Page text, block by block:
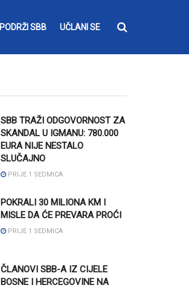
PODRŽI SBB UČLANI SE
SBB TRAŽI ODGOVORNOST ZA
SKANDAL U IGMANU: 780.000
EURA NIJE NESTALO
SLUČAJNO
PRIJE 1 SEDMICA
POKRALI 30 MILIONA KM I
MISLE DA ĆE PREVARA PROĆI
PRIJE 1 SEDMICA
ČLANOVI SBB-A IZ CIJELE
BOSNE I HERCEGOVINE NA